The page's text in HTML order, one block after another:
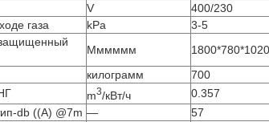
V
400/230
газа
kPa
3-5
Мммммм
1800*780*1020
килограмм
700
m3/кВт/ч
0.357
db ((A) @7m —
57